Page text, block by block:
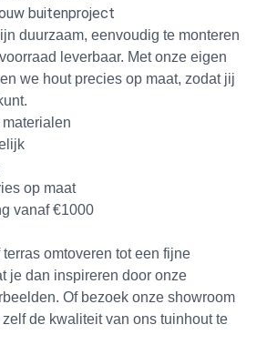
buitenproject
duurzaam, eenvoudig te monteren
leverbaar. Met onze eigen
we hout precies op maat, zodat jij
op maat
vanaf €1000
omtoveren tot een fijne
je dan inspireren door onze
Of bezoek onze showroom
zelf de kwaliteit van ons tuinhout te